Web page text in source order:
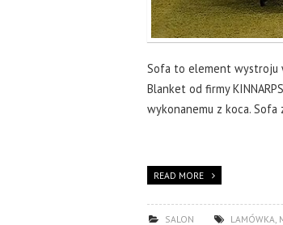
Sofa to element wystroju
Blanket od firmy
wykonanemu z koca.
READ MORE
SALON LAMÓWKA